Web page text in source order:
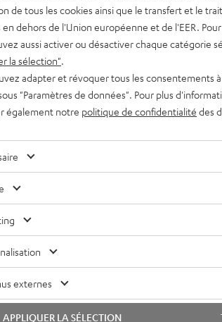
charge AIRY OPEN TWS
de tous les cookies ainsi que le transfert et le
en dehors de l'Union européenne et de l'EER.
aussi activer ou désactiver chaque catégorie
la sélection"
adapter et révoquer tous les consentements
"Paramètres de données". Pour plus
également notre politique de confidentialité des
externes
APPLIQUER LA SÉLECTION